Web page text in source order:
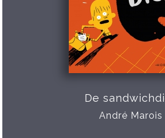
De
André Marois